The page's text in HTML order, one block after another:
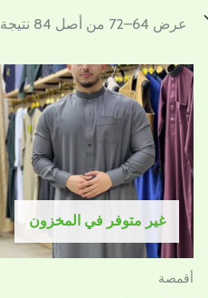
عرض 64–72 من أصل 84 نتيجة
غير متوفر في المخزون
أقمصة